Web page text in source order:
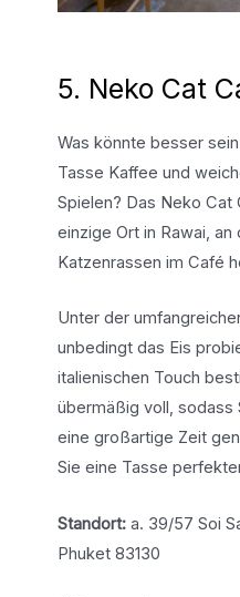
5. Neko Cat
Was könnte besser
Tasse Kaffee und
Spielen? Das Neko
einzige Ort in Rawai,
Katzenrassen im Café
Unter der
unbedingt das Eis
italienischen Touch
übermäßig voll, sodass
eine großartige Zeit
Sie eine Tasse
Standort:a. 39/57 Soi
Phuket 83130